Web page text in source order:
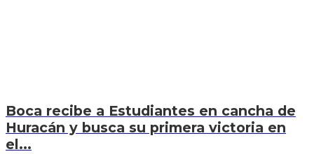
Boca recibe a Estudiantes en cancha de
Huracán y busca su primera victoria en
el...